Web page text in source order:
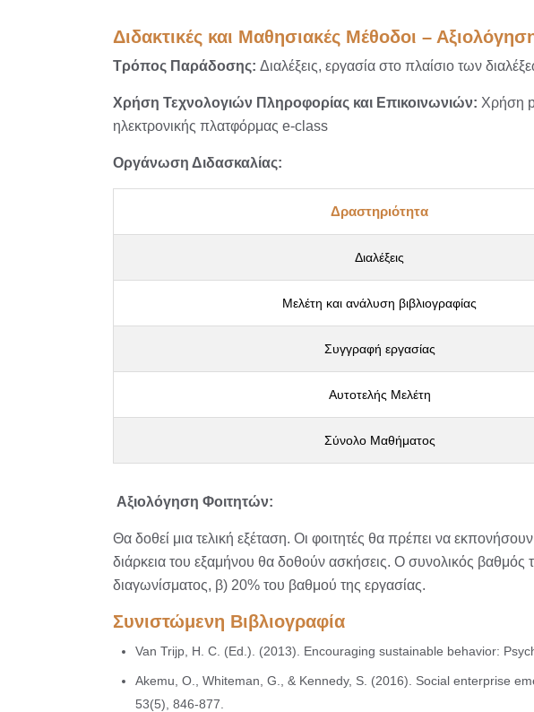
Διδακτικές και Μαθησιακές Μέθοδοι –
Τρόπος Παράδοσης: Διαλέξεις, εργασία στο πλαίσιο των
Χρήση Τεχνολογιών Πληροφορίας και Επικοινωνιών: Χρήση
ηλεκτρονικής πλατφόρμας e-class
Οργάνωση Διδασκαλίας:
Δραστηριότητα
Διαλέξεις
Μελέτη και ανάλυση βιβλιογραφίας
Συγγραφή εργασίας
Αυτοτελής Μελέτη
Σύνολο Μαθήματος
Αξιολόγηση Φοιτητών:
Θα δοθεί μια τελική εξέταση. Οι φοιτητές θα πρέπει να
διάρκεια του εξαμήνου θα δοθούν ασκήσεις. Ο συνολικός
διαγωνίσματος, β) 20% του βαθμού της εργασίας.
Συνιστώμενη Βιβλιογραφία
Van Trijp, H. C. (Ed.). (2013). Encouraging sustainable behavior:
Akemu, O., Whiteman, G., & Kennedy, S. (2016). Social enterprise
53(5), 846-877.